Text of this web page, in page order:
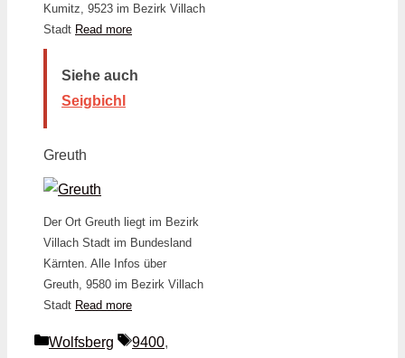
Kumitz, 9523 im Bezirk Villach
Stadt Read more
Siehe auch
Seigbichl
Greuth
Der Ort Greuth liegt im Bezirk
Villach Stadt im Bundesland
Kärnten. Alle Infos über
Greuth, 9580 im Bezirk Villach
Stadt Read more
Kategorien
Wolfsberg Schlagwörter
9400,